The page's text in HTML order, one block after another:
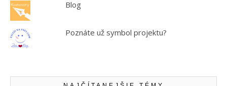
Blog
Poznáte už symbol projektu?